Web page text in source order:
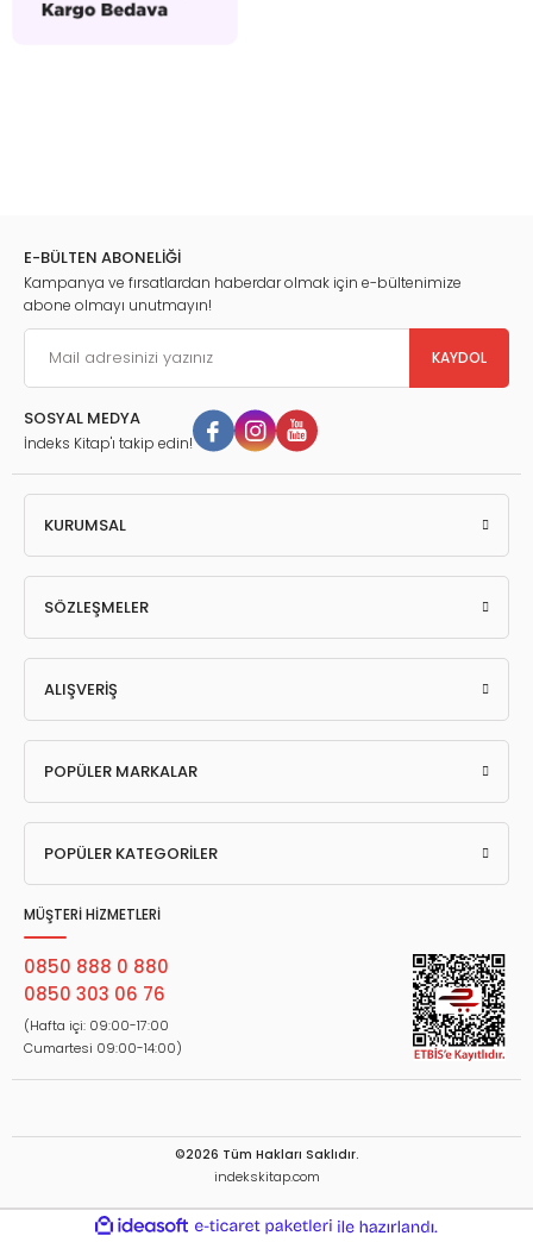
E-BÜLTEN ABONELİĞİ
Kampanya ve fırsatlardan haberdar olmak için e-bültenimize
abone olmayı unutmayın!
KAYDOL
SOSYAL MEDYA
İndeks Kitap'ı takip edin!
KURUMSAL
SÖZLEŞMELER
ALIŞVERİŞ
POPÜLER MARKALAR
POPÜLER KATEGORİLER
MÜŞTERİ HİZMETLERİ
0850 888 0 880
0850 303 06 76
(Hafta içi: 09:00-17:00
Cumartesi 09:00-14:00)
©2026 Tüm Hakları Saklıdır.
indekskitap.com
ideasoft
e-